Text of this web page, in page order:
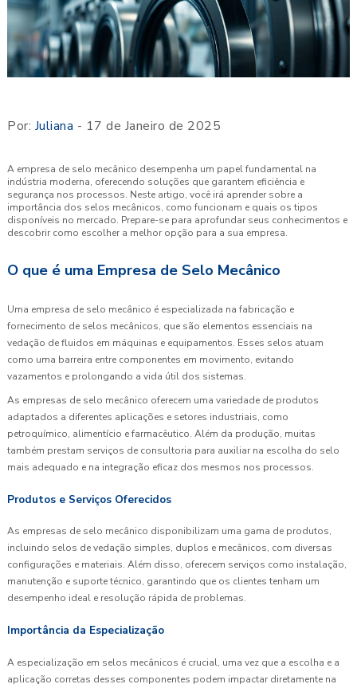
Por: Juliana - 17 de Janeiro de 2025
A empresa de selo mecânico desempenha um papel fundamental na
indústria moderna, oferecendo soluções que garantem eficiência e
segurança nos processos. Neste artigo, você irá aprender sobre a
importância dos selos mecânicos, como funcionam e quais os tipos
disponíveis no mercado. Prepare-se para aprofundar seus conhecimentos e
descobrir como escolher a melhor opção para a sua empresa.
O que é uma Empresa de Selo Mecânico
Uma empresa de selo mecânico é especializada na fabricação e
fornecimento de selos mecânicos, que são elementos essenciais na
vedação de fluidos em máquinas e equipamentos. Esses selos atuam
como uma barreira entre componentes em movimento, evitando
vazamentos e prolongando a vida útil dos sistemas.
As empresas de selo mecânico oferecem uma variedade de produtos
adaptados a diferentes aplicações e setores industriais, como
petroquímico, alimentício e farmacêutico. Além da produção, muitas
também prestam serviços de consultoria para auxiliar na escolha do selo
mais adequado e na integração eficaz dos mesmos nos processos.
Produtos e Serviços Oferecidos
As empresas de selo mecânico disponibilizam uma gama de produtos,
incluindo selos de vedação simples, duplos e mecânicos, com diversas
configurações e materiais. Além disso, oferecem serviços como instalação,
manutenção e suporte técnico, garantindo que os clientes tenham um
desempenho ideal e resolução rápida de problemas.
Importância da Especialização
A especialização em selos mecânicos é crucial, uma vez que a escolha e a
aplicação corretas desses componentes podem impactar diretamente na